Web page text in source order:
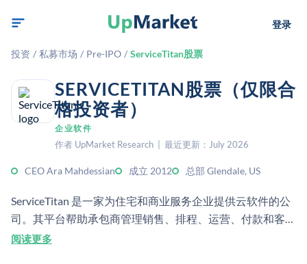
登录
投资 / 私募市场 / Pre-IPO / ServiceTitan股票
SERVICETITAN股票（仅限合
格投资者）
企业软件
作者 UpMarket Research | 最近更新：July 2026
CEO Ara Mahdessian 成立 2012 总部 Glendale, US
ServiceTitan 是一家为住宅和商业服务企业提供云软件的公
司。其平台帮助承包商管理销售、排程、运营、付款和客户
关系。
阅读更多